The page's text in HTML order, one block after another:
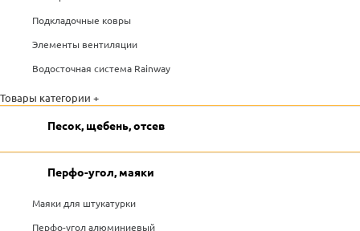
Подкладочные ковры
Элементы вентиляции
Водосточная система Rainway
Товары категории +
Песок, щебень, отсев
Перфо-угол, маяки
Маяки для штукатурки
Перфо-угол алюминиевый